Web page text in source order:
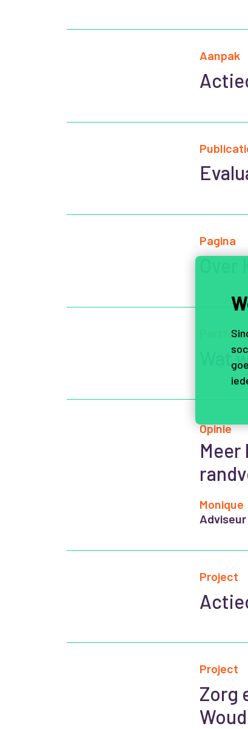
Aanpak
Pagina
Portfolio
Wat
Opinie
Monique
Project
Project
Zorg